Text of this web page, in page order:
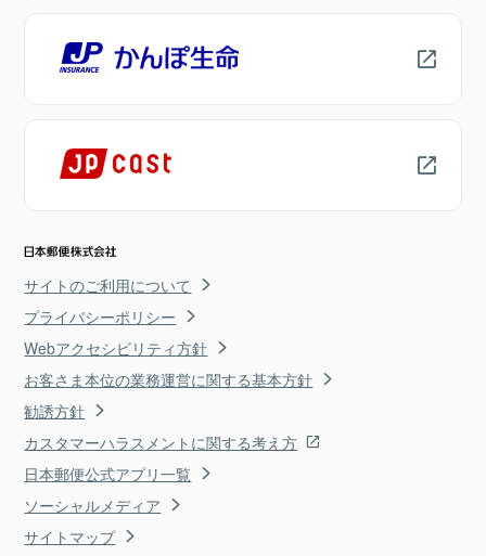
サイトのご利用について
プライバシーポリシー
Webアクセシビリティ方針
お客さま本位の業務運営に関する基本方針
勧誘方針
カスタマーハラスメントに関する考え方
日本郵便公式アプリ一覧
ソーシャルメディア
サイトマップ